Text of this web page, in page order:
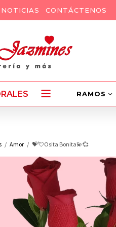
NOTICIAS CONTÁCTENOS
RAMOS
Amor 💝💘Osita Bonita💫💞